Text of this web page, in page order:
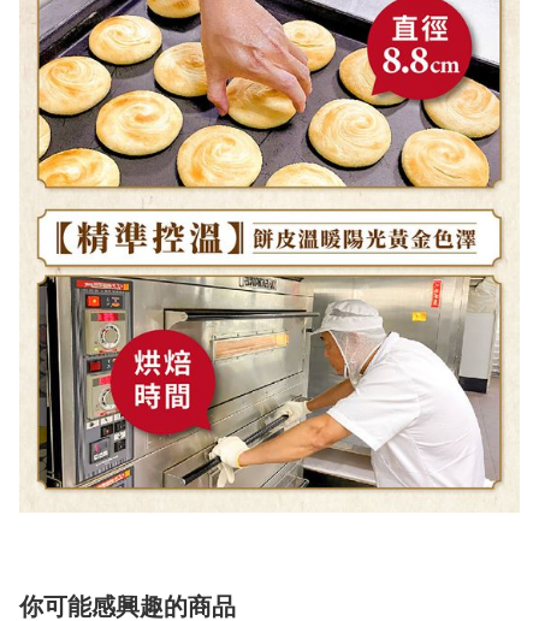
你可能感興趣的商品